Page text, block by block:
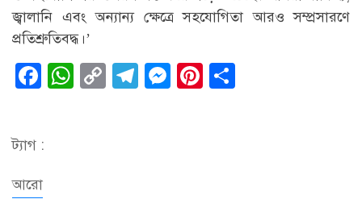
জ্বালানি এবং অন্যান্য ক্ষেত্রে সহযোগিতা আরও সম্প্রসারণে
প্রতিশ্রুতিবদ্ধ।’
Facebook
WhatsApp
CopyTelegram
Messenger
Pinterest
ট্যাগ :
আরো